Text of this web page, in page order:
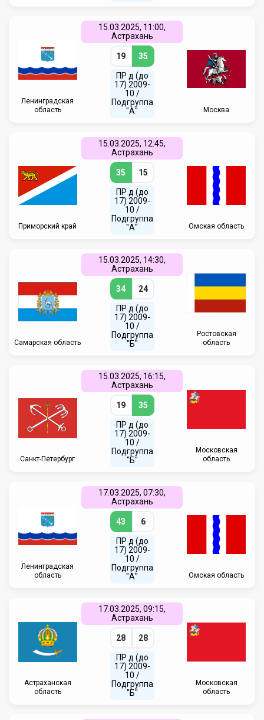
Ленинградская
область
15.03.2025, 11:00,
Астрахань
19 35
ПР д (до
17) 2009-
10 /
Подгруппа
"А"
Москва
Приморский край
15.03.2025, 12:45,
Астрахань
35 15
ПР д (до
17) 2009-
10 /
Подгруппа
"А"
Омская область
Самарская область
15.03.2025, 14:30,
Астрахань
34 24
ПР д (до
17) 2009-
10 /
Подгруппа
"Б"
Ростовская
область
Санкт-Петербург
15.03.2025, 16:15,
Астрахань
19 35
ПР д (до
17) 2009-
10 /
Подгруппа
"Б"
Московская
область
Ленинградская
область
17.03.2025, 07:30,
Астрахань
43 6
ПР д (до
17) 2009-
10 /
Подгруппа
"А"
Омская область
Астраханская
область
17.03.2025, 09:15,
Астрахань
28 28
ПР д (до
17) 2009-
10 /
Подгруппа
"Б"
Московская
область